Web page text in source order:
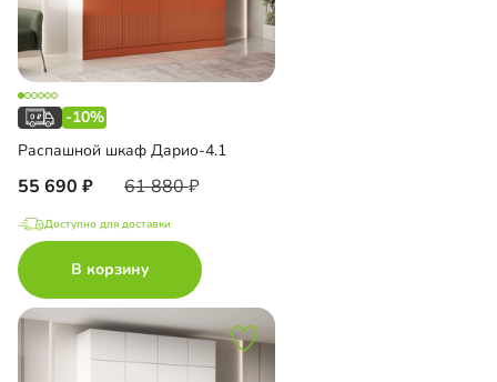
-10%
Распашной шкаф Дарио-4.1
55 690 61 880
Доступно для доставки
В корзину